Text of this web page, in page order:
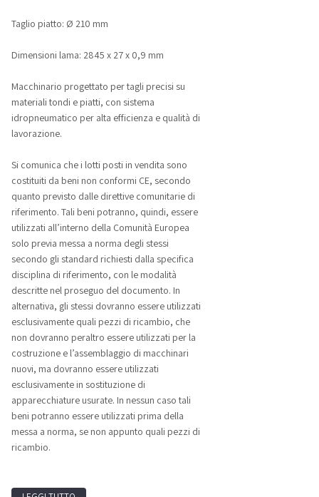
Taglio piatto: Ø 210 mm
Dimensioni lama: 2845 x 27 x 0,9 mm
Macchinario progettato per tagli precisi su
materiali tondi e piatti, con sistema
idropneumatico per alta efficienza e qualità di
lavorazione.
Si comunica che i lotti posti in vendita sono
costituiti da beni non conformi CE, secondo
quanto previsto dalle direttive comunitarie di
riferimento. Tali beni potranno, quindi, essere
utilizzati all’interno della Comunità Europea
solo previa messa a norma degli stessi
secondo gli standard richiesti dalla specifica
disciplina di riferimento, con le modalità
descritte nel proseguo del documento. In
alternativa, gli stessi dovranno essere utilizzati
esclusivamente quali pezzi di ricambio, che
non dovranno peraltro essere utilizzati per la
costruzione e l’assemblaggio di macchinari
nuovi, ma dovranno essere utilizzati
esclusivamente in sostituzione di
apparecchiature usurate. In nessun caso tali
beni potranno essere utilizzati prima della
messa a norma, se non appunto quali pezzi di
ricambio.